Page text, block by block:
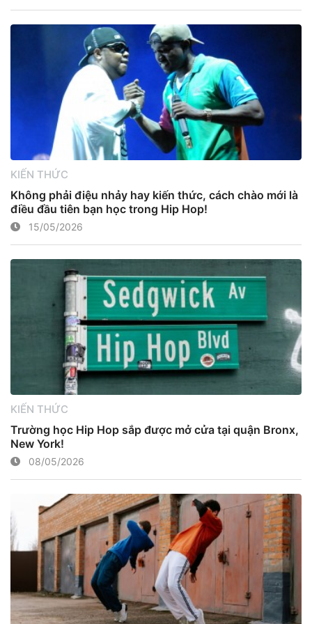
KIẾN THỨC
Không phải điệu nhảy hay kiến thức, cách chào mới là
điều đầu tiên bạn học trong Hip Hop!
15/05/2026
KIẾN THỨC
Trường học Hip Hop sắp được mở cửa tại quận Bronx,
New York!
08/05/2026